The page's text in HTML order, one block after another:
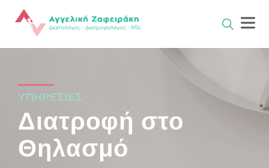
ΥΠΗΡΕΣΙΕΣ
Διατροφή στο
Θηλασμό